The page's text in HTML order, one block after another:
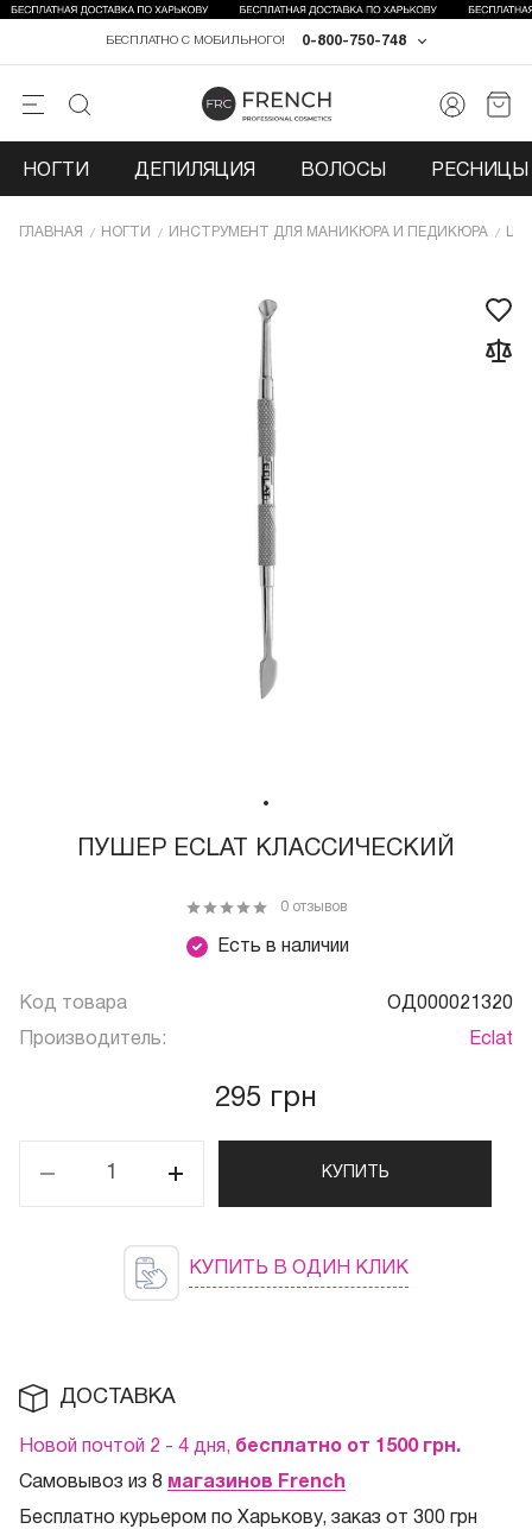
0-800-750-748
БЕСПЛАТНО С МОБИЛЬНОГО!
НОГТИ ДЕПИЛЯЦИЯ ВОЛОСЫ РЕСНИЦЫ
ГЛАВНАЯ НОГТИ ИНCТРУМЕНТ ДЛЯ МАНИКЮРА И ПЕДИКЮРА
ПУШЕР ECLAT КЛАССИЧЕСКИЙ
Есть в наличии
0 отзывов
Код товара ОД000021320
Производитель: Eclat
295 грн
КУПИТЬ
КУПИТЬ В ОДИН КЛИК
ДОСТАВКА
Новой почтой 2 - 4 дня, бесплатно от 1500 грн.
Самовывоз из 8 магазинов French
Бесплатно курьером по Харькову, заказ от 300 грн